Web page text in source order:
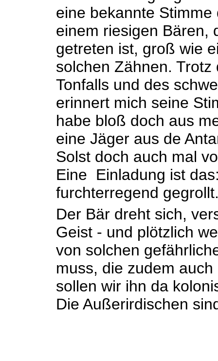
eine bekannte
einem riesigen Bären,
getreten ist, groß wie
solchen Zähnen.
Tonfalls und des
erinnert mich seine
habe bloß doch aus
eine Jäger aus de
Solst doch auch mal
Eine Einladung ist
furchterregend
Der Bär dreht sich,
Geist - und plötzlich
von solchen
muss, die zudem
sollen wir ihn da
Die Außerirdischen